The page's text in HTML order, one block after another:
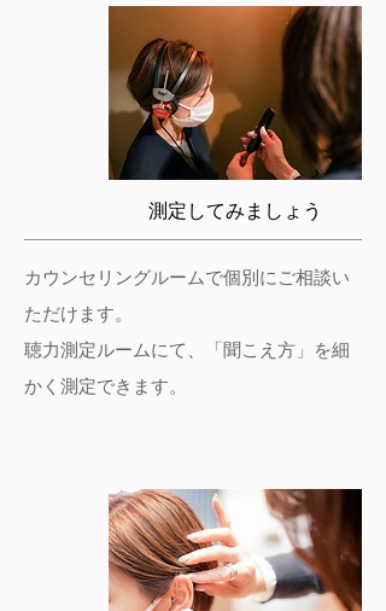
測定してみましょう
カウンセリングルームで個別にご相談い
ただけます。
​聴力測定ルームにて、「聞こえ方」を細
かく測定できます。